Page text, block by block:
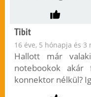
Tibit
16 éve, 5 hónapja és 3
Hallott már
notebookok
konnektor nélkül?